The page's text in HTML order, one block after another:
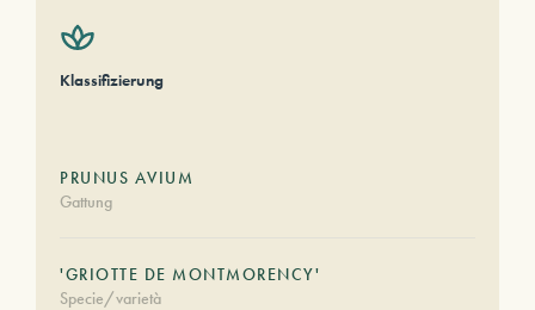
Klassifizierung
PRUNUS AVIUM
Gattung
'GRIOTTE DE MONTMORENCY'
Specie/varietà